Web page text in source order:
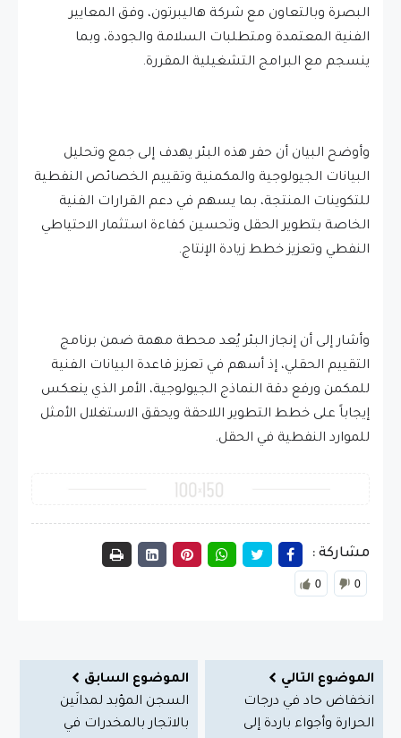
البصرة وبالتعاون مع شركة هاليبرتون، وفق المعايير
الفنية المعتمدة ومتطلبات السلامة والجودة، وبما
ينسجم مع البرامج التشغيلية المقررة.
وأوضح البيان أن حفر هذه البئر يهدف إلى جمع وتحليل
البيانات الجيولوجية والمكمنية وتقييم الخصائص النفطية
للتكوينات المنتجة، بما يسهم في دعم القرارات الفنية
الخاصة بتطوير الحقل وتحسين كفاءة استثمار الاحتياطي
النفطي وتعزيز خطط زيادة الإنتاج.
وأشار إلى أن إنجاز البئر يُعد محطة مهمة ضمن برنامج
التقييم الحقلي، إذ أسهم في تعزيز قاعدة البيانات الفنية
للمكمن ورفع دقة النماذج الجيولوجية، الأمر الذي ينعكس
إيجاباً على خطط التطوير اللاحقة ويحقق الاستغلال الأمثل
للموارد النفطية في الحقل.
مشاركة :
0 0
الموضوع التالي
انخفاض حاد في درجات
الحرارة وأجواء باردة إلى
الموضوع السابق
السجن المؤبد لمدانَين
بالاتجار بالمخدرات في